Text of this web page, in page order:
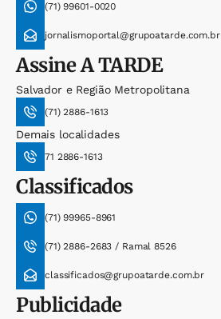
(71) 99601-0020
jornalismoportal@grupoatarde.com.br
AssineA TARDE
Salvador e Região Metropolitana
(71) 2886-1613
Demais localidades
71 2886-1613
Classificados
(71) 99965-8961
(71) 2886-2683 / Ramal 8526
classificados@grupoatarde.com.br
Publicidade